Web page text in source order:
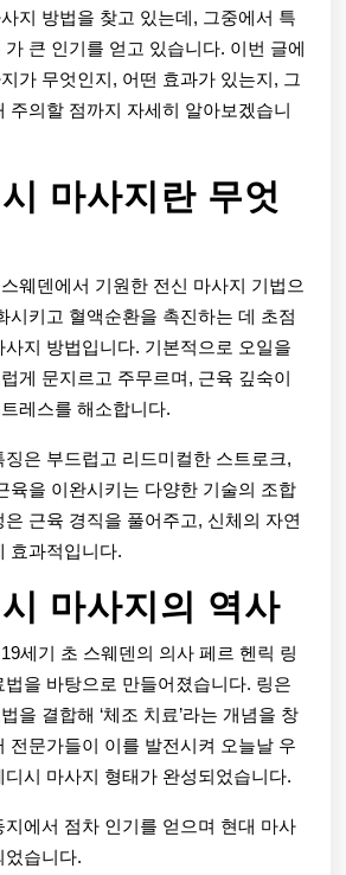
는
지
역
마
지
샵
추
천
지 방법을 찾고 있는데, 그중에서 특
가 큰 인기를 얻고 있습니다. 이번 글에
가 무엇인지, 어떤 효과가 있는지, 그
주의할 점까지 자세히 알아보겠습니
마사지란 무엇
웨덴에서 기원한 전신 마사지 기법으
시키고 혈액순환을 촉진하는 데 초점
지 방법입니다. 기본적으로 오일을
게 문지르고 주무르며, 근육 깊숙이
레스를 해소합니다.
은 부드럽고 리드미컬한 스트로크,
육을 이완시키는 다양한 기술의 조합
근육 경직을 풀어주고, 신체의 자연
효과적입니다.
마사지의 역사
세기 초 스웨덴의 의사 페르 헨릭 링
을 바탕으로 만들어졌습니다. 링은
을 결합해 ‘체조 치료’라는 개념을 창
전문가들이 이를 발전시켜 오늘날 우
시 마사지 형태가 완성되었습니다.
에서 점차 인기를 얻으며 현대 마사
었습니다.